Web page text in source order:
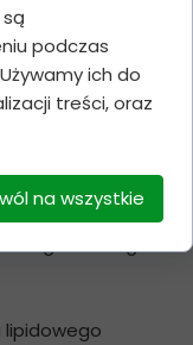
– wysoki
siłowego
lipidowego
podczas
ich do
treści, oraz
na wszystkie